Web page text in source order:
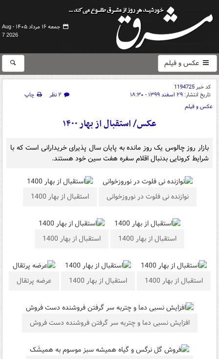
جمعه ۱۶ مرداد ۱۴۰۵ -
Aug
7 2026
عکس و فیلم
کد خبر1194725
تاریخ انتشار: ۲۹ اسفند ۱۳۹۹ - ۱۸:۳۰ ۲ نظر
چاپ
عکس و فیلم
عکس/ استقبال از بهار ۱۴۰۰
بازار روز چالوس یک روز مانده به پایان سال پذیرای خریدارانی است که با
شرایط کرونایی بدنبال اقلام سفره هفت سین خود هستند.
نوازنده نی فلوت در نوروزخوانی استقبال از بهار 1400
استقبال از بهار 1400 استقبال از بهار 1400
استقبال از بهار 1400 استقبال از بهار 1400 عرضه پرتقال
افزایش نسبی دما و چتربه سر گرفتن فروشنده دست فروش